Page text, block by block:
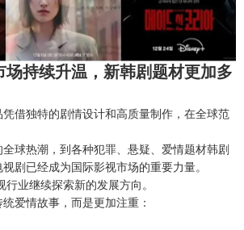
场持续升温，新韩剧题材更加多
借独特的剧情设计和高质量制作，在全球范
球热潮，到各种犯罪、悬疑、爱情题材韩剧
剧已经成为国际影视市场的重要力量。
业继续探索新的发展方向。
爱情故事，而是更加注重：